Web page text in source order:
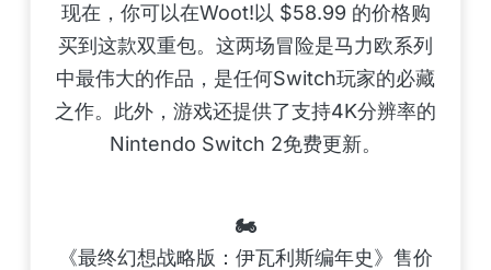
现在，你可以在Woot!以 $58.99 的价格购
买到这款双重包。这两场冒险是马力欧系列
中最伟大的作品，是任何Switch玩家的必藏
之作。此外，游戏还提供了支持4K分辨率的
Nintendo Switch 2免费更新。
🏍️
《最终幻想战略版：伊瓦利斯编年史》售价